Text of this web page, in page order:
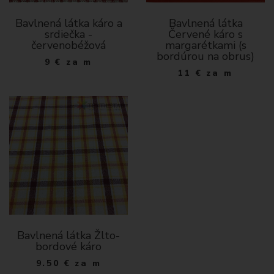
Bavlnená látka káro a
srdiečka -
červenobéžová
9 € za m
Bavlnená látka
Červené káro s
margarétkami (s
bordúrou na obrus)
11 € za m
Bavlnená látka Žlto-
bordové káro
9.50 € za m